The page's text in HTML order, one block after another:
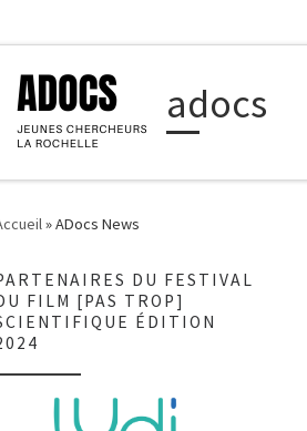
adocs
»ADocs News
DU FESTIVAL
FILM [PAS TROP]
ÉDITION